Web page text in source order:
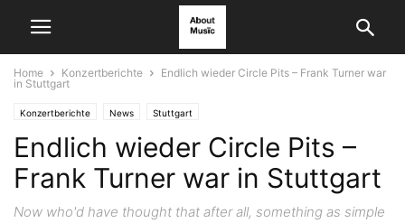
Home Konzertberichte
Endlich wieder Circle Pits – Frank Turner war
in Stuttgart
Konzertberichte News Stuttgart
Endlich wieder Circle Pits –
Frank Turner war in Stuttgart
Now who'd have thought that after all, something as simple